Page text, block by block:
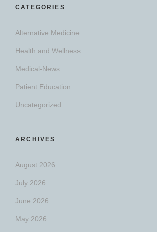
CATEGORIES
Alternative Medicine
Health and Wellness
Medical-News
Patient Education
Uncategorized
ARCHIVES
August 2026
July 2026
June 2026
May 2026